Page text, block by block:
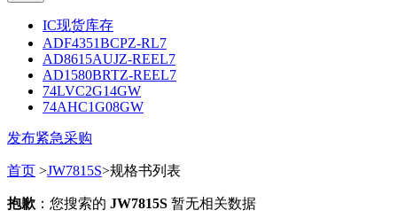
IC现货库存
ADF4351BCPZ-RL7
AD8615AUJZ-REEL7
AD1580BRTZ-REEL7
74LVC2G14GW
74AHC1G08GW
发布紧急采购
首页 >JW7815S>规格书列表
抱歉 ：您搜索的 JW7815S 暂无相关数据